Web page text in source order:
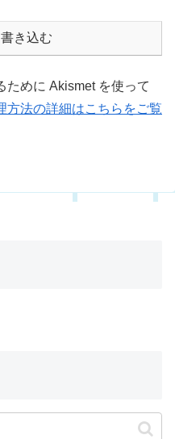
き込む
ために Akismet を使って
方法の詳細はこちらをご覧